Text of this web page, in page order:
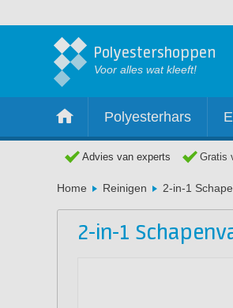
Polyestershoppen
Voor alles wat kleeft!
Polyesterhars
Advies van experts Gratis
Home Reinigen 2-in-1
2-in-1